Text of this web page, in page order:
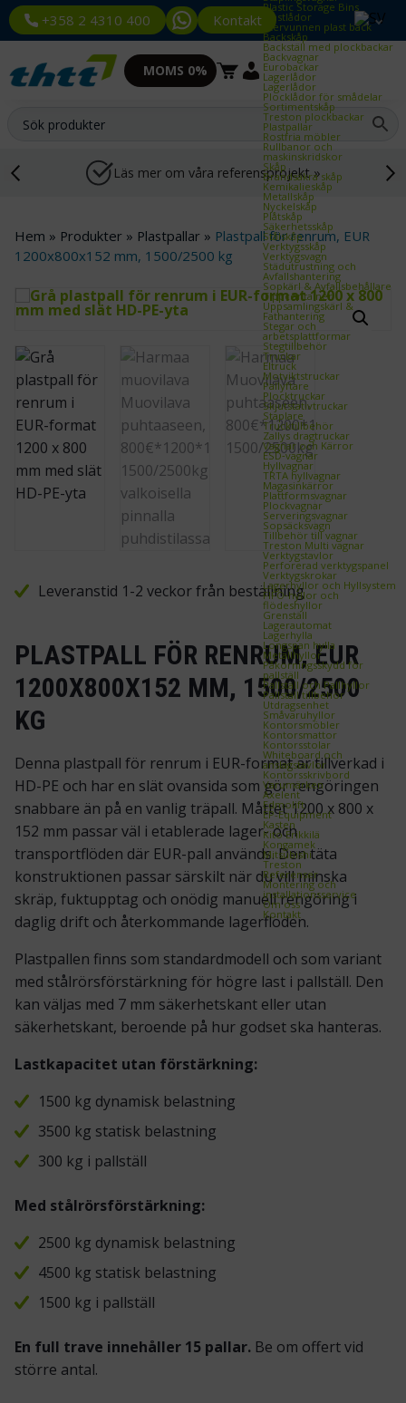
+358 2 4310 400 Kontakt
Plastic Storage Bins
Plastlådor
Återvunnen plast back
Backskåp
Backställ med plockbackar
Backvagnar
Eurobackar
Lagerlådor
Lagerlådor
Plocklådor för smådelar
Sortimentskåp
Treston plockbackar
Plastpallar
Rostfria möbler
Rullbanor och
maskinskridskor
Skåp
Brandsäkra skåp
Kemikalieskåp
Metallskåp
Nyckelskåp
Plåtskåp
Säkerhetsskåp
Stålskåp
Verktygsskåp
Verktygsvagn
Städutrustning och
Avfallshantering
Sopkärl & Avfallsbehållare
Tippcontainer
Uppsamlingskärl &
Fathantering
Stegar och
arbetsplattformar
Stegtillbehör
Truckar
Eltruck
Motviktstruckar
Pallyftare
Plocktruckar
Skjutstativtruckar
Staplare
Trucktillbehör
Zallys dragtruckar
Vagnar och Kärror
ESD‑vagnar
Hyllvagnar
TRTA hyllvagnar
Magasinkärror
Plattformsvagnar
Plockvagnar
Serveringsvagnar
Sopsäcksvagn
Tillbehör till vagnar
Treston Multi vagnar
Verktygstavlor
Perforerad verktygspanel
Verktygskrokar
Lagerhyllor och Hyllsystem
FIFO‑hyllor och
flödeshyllor
Grenställ
Lagerautomat
Lagerhylla
Longspan hylla
Metallhyllor
Påkörningsskydd för
pallställ
Pallställ och Pallhyllor
Pallställ tillbehör
Utdragsenhet
Småvaruhyllor
Kontorsmöbler
Kontorsmattor
Kontorsstolar
Whiteboard och
anslagstavlor
Kontorsskrivbord
Varumärken
Axelent
Edmolift
EP-Equipment
Kasten
Kito Erikkilä
Kongamek
Mitsubishi
Treston
Referenser
Montering och
installationsservice
Om oss
Kontakt
MOMS 0%
Läs mer om våra referensprojekt »
Hem » Produkter » Plastpallar » Plastpall för renrum, EUR
1200x800x152 mm, 1500/2500 kg
Leveranstid 1-2 veckor från beställning
PLASTPALL FÖR RENRUM, EUR
1200X800X152 MM, 1500/2500
KG
Denna plastpall för renrum i EUR-format är tillverkad i
HD-PE och har en slät ovansida som gör rengöringen
snabbare än på en vanlig träpall. Måttet 1200 x 800 x
152 mm passar väl i etablerade lager- och
transportflöden där EUR-pall används. Den täta
konstruktionen passar särskilt när du vill minska
skräp, fuktupptag och onödig manuell rengöring i
daglig drift och återkommande lagerflöden.
Plastpallen finns som standardmodell och som variant
med stålrörsförstärkning för högre last i pallställ. Den
kan väljas med 7 mm säkerhetskant eller utan
säkerhetskant, beroende på hur godset ska hanteras.
Lastkapacitet utan förstärkning:
1500 kg dynamisk belastning
3500 kg statisk belastning
300 kg i pallställ
Med stålrörsförstärkning:
2500 kg dynamisk belastning
4500 kg statisk belastning
1500 kg i pallställ
En full trave innehåller 15 pallar. Be om offert vid
större antal.